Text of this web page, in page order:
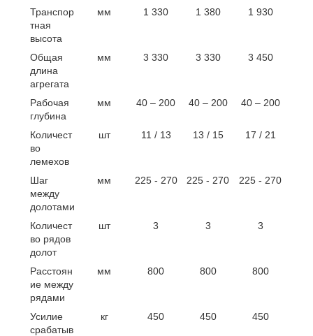
Транспор
тная
высота
мм 1 330 1 380 1 930
Общая
длина
агрегата
мм 3 330 3 330 3 450
Рабочая
глубина
мм 40 – 200 40 – 200 40 – 200
Количест
во
лемехов
шт 11 / 13 13 / 15 17 / 21
Шаг
между
долотами
мм 225 - 270 225 - 270 225 - 270
Количест
во рядов
долот
шт 3 3 3
Расстоян
ие между
рядами
мм 800 800 800
Усилие
срабатыв
кг 450 450 450